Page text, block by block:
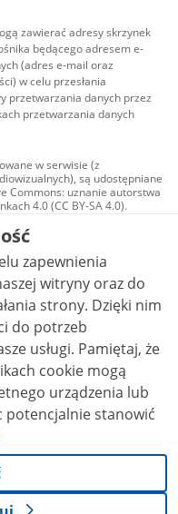
zawierać adresy skrzynek
będącego adresem e-
(adres e-mail oraz
w celu przesłania
przetwarzania danych przez
przetwarzania danych
w serwisie (z
są udostępniane
Commons: uznanie autorstwa
4.0 (CC BY-SA 4.0).
w tym zdjęcia, materiały
na licencji typu
autorstwa użycie
zależnych 4.0 (CC BY-
to stwierdzone inaczej.
zapewnienia
witryny oraz do
Dzięki nim
do potrzeb
Pamiętaj, że
cookie mogą
urządzenia lub
potencjalnie stanowić